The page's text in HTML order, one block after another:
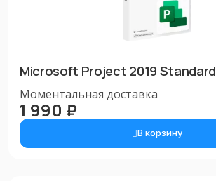
Microsoft Project 2019 Standard
Моментальная доставка
1 990 ₽
В корзину